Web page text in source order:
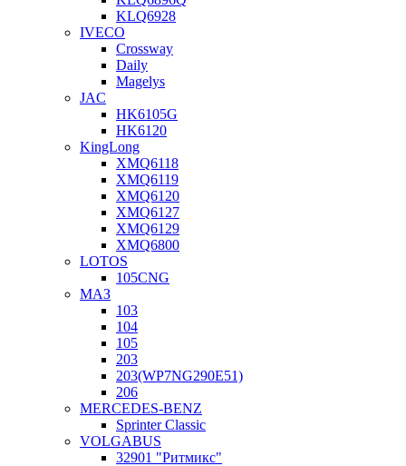
KLQ6928
IVECO
Crossway
Daily
Magelys
JAC
HK6105G
HK6120
KingLong
XMQ6118
XMQ6119
XMQ6120
XMQ6127
XMQ6129
XMQ6800
LOTOS
105CNG
МАЗ
103
104
105
203
203(WP7NG290E51)
206
MERCEDES-BENZ
Sprinter Classic
VOLGABUS
32901 "Ритмикc"